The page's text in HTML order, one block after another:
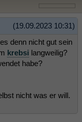
(19.09.2023 10:31)
denn nicht gut sein
krebsi langweilig?
habe?
nicht was er will.